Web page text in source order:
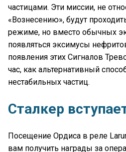
частицами. Эти миссии, не
«Вознесению», будут
режиме, но вместо обычных
появляться эксимусы
появления этих Сигналов
час, как альтернативный
нестабильных частиц.
Сталкер
Посещение Ордиса в реле
вам получить награды за